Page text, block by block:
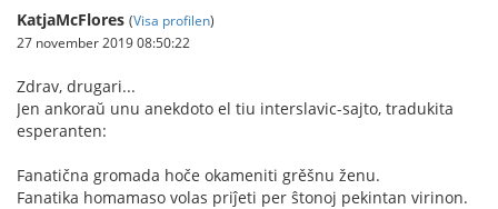
KatjaMcFlores (Visa profilen)
27 november 2019 08:50:22
Zdrav, drugari...
Jen ankoraŭ unu anekdoto el tiu interslavic-sajto, tradukita
esperanten:
Fanatična gromada hoče okameniti grěšnu ženu.
Fanatika homamaso volas priĵeti per ŝtonoj pekintan virinon.